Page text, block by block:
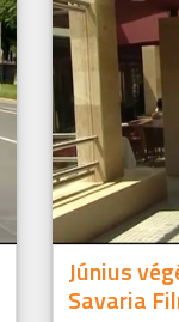
Június
Savaria